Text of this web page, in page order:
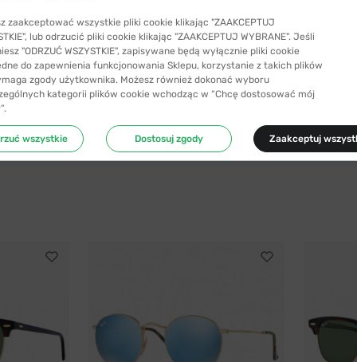
zaakceptować wszystkie pliki cookie klikając "ZAAKCEPTUJ
lub odrzucić pliki cookie klikając "ZAAKCEPTUJ WYBRANE". Jeśli
"ODRZUĆ WSZYSTKIE", zapisywane będą wyłącznie pliki cookie
do zapewnienia funkcjonowania Sklepu, korzystanie z takich plików
zgody użytkownika. Możesz również dokonać wyboru
kategorii plików cookie wchodząc w “Chcę dostosować mój
wszystkie Dostosuj zgody Zaakceptuj